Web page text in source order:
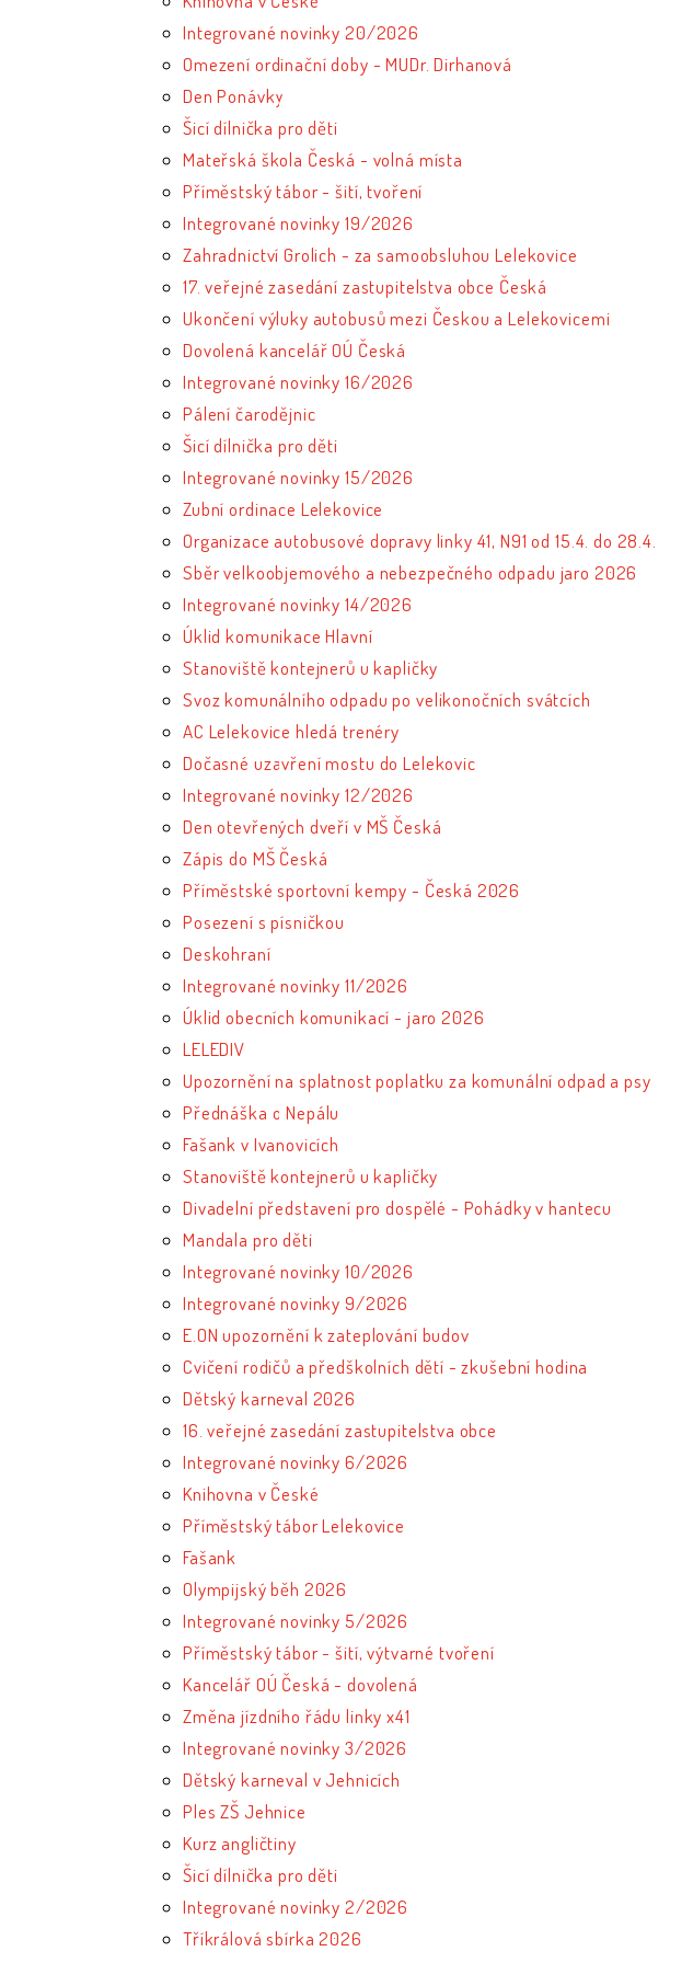
Integrované novinky 20/2026
Omezení ordinační doby - MUDr. Dirhanová
Den Ponávky
Šicí dílnička pro děti
Mateřská škola Česká - volná místa
Příměstský tábor - šití, tvoření
Integrované novinky 19/2026
Zahradnictví Grolich - za samoobsluhou Lelekovice
17. veřejné zasedání zastupitelstva obce Česká
Ukončení výluky autobusů mezi Českou a Lelekovicemi
Dovolená kancelář OÚ Česká
Integrované novinky 16/2026
Pálení čarodějnic
Šicí dílnička pro děti
Integrované novinky 15/2026
Zubní ordinace Lelekovice
Organizace autobusové dopravy linky 41, N91 od 15.4. do 28.4.
Sběr velkoobjemového a nebezpečného odpadu jaro 2026
Integrované novinky 14/2026
Úklid komunikace Hlavní
Stanoviště kontejnerů u kapličky
Svoz komunálního odpadu po velikonočních svátcích
AC Lelekovice hledá trenéry
Dočasné uzavření mostu do Lelekovic
Integrované novinky 12/2026
Den otevřených dveří v MŠ Česká
Zápis do MŠ Česká
Příměstské sportovní kempy - Česká 2026
Posezení s písničkou
Deskohraní
Integrované novinky 11/2026
Úklid obecních komunikací - jaro 2026
LELEDIV
Upozornění na splatnost poplatku za komunální odpad a psy
Přednáška o Nepálu
Fašank v Ivanovicích
Stanoviště kontejnerů u kapličky
Divadelní představení pro dospělé - Pohádky v hantecu
Mandala pro děti
Integrované novinky 10/2026
Integrované novinky 9/2026
E.ON upozornění k zateplování budov
Cvičení rodičů a předškolních dětí - zkušební hodina
Dětský karneval 2026
16. veřejné zasedání zastupitelstva obce
Integrované novinky 6/2026
Knihovna v České
Příměstský tábor Lelekovice
Fašank
Olympijský běh 2026
Integrované novinky 5/2026
Příměstský tábor - šití, výtvarné tvoření
Kancelář OÚ Česká - dovolená
Změna jízdního řádu linky x41
Integrované novinky 3/2026
Dětský karneval v Jehnicích
Ples ZŠ Jehnice
Kurz angličtiny
Šicí dílnička pro děti
Integrované novinky 2/2026
Tříkrálová sbírka 2026